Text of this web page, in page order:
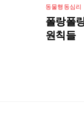
동물행동심리
폴랑폴
원칙들